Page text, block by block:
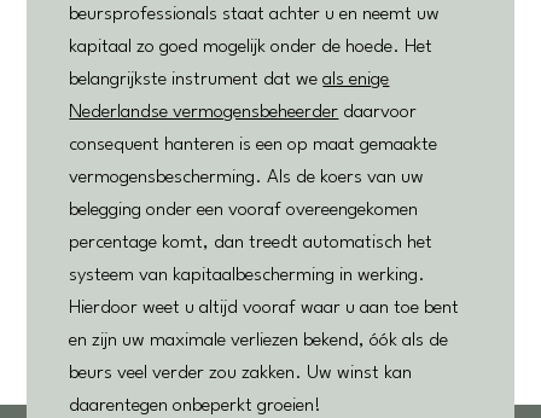
beursprofessionals staat achter u en neemt uw
kapitaal zo goed mogelijk onder de hoede. Het
belangrijkste instrument dat weals enige
Nederlandse vermogensbeheerder daarvoor
consequent hanteren is een op maat gemaakte
vermogensbescherming. Als de koers van uw
belegging onder een vooraf overeengekomen
percentage komt, dan treedt automatisch het
systeem van kapitaalbescherming in werking.
Hierdoor weet u altijd vooraf waar u aan toe bent
en zijn uw maximale verliezen bekend, óók als de
beurs veel verder zou zakken. Uw winst kan
daarentegen onbeperkt groeien!